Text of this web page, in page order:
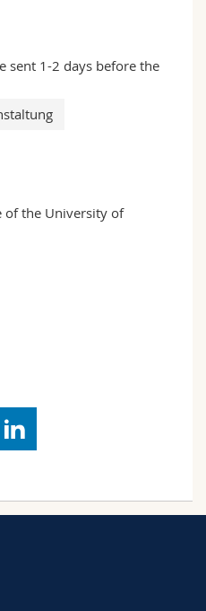
sent 1-2 days before the
of the University of